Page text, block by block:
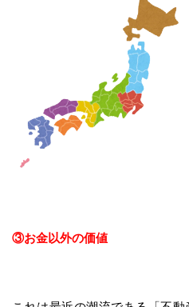
③お金以外の価値